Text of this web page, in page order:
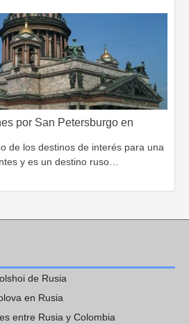
por San Petersburgo en
de los destinos de interés para una
y es un destino ruso…
de Rusia
en Rusia
entre Rusia y Colombia